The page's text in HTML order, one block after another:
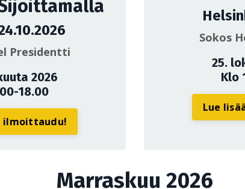
Presidentti
2026
18.00
ilmoittaudu!
Sokos
25.
Klo
Lue
Marraskuu 2026